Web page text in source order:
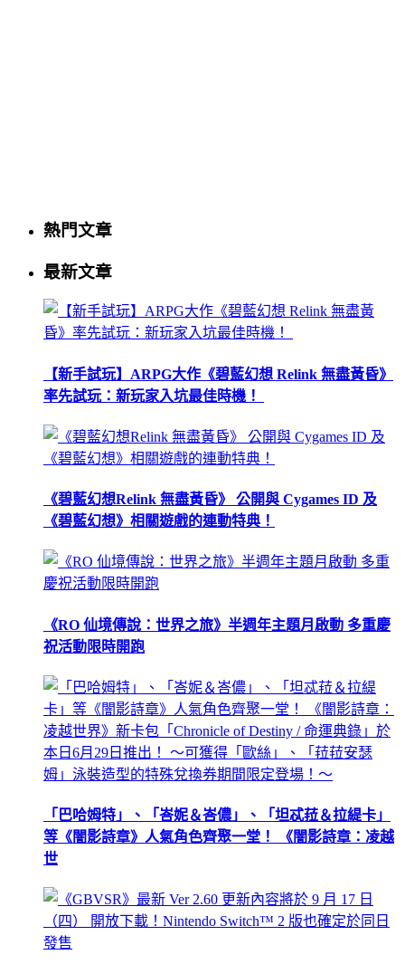
熱門文章
最新文章
【新手試玩】ARPG大作《碧藍幻想 Relink 無盡黃昏》
率先試玩：新玩家入坑最佳時機！
《碧藍幻想Relink 無盡黃昏》 公開與 Cygames ID 及
《碧藍幻想》相關遊戲的連動特典！
《RO 仙境傳說：世界之旅》半週年主題月啟動 多重慶
祝活動限時開跑
「巴哈姆特」、「峇妮＆峇儂」、「坦忒菈＆拉緹卡」
等《闇影詩章》人氣角色齊聚一堂！ 《闇影詩章：凌越
世